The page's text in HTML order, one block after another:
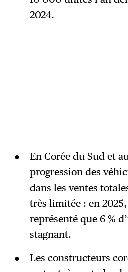
2024.
En Corée du Sud et
progression des
dans les ventes
très limitée : en
représenté que 6 %
stagnant.
Les constructeurs